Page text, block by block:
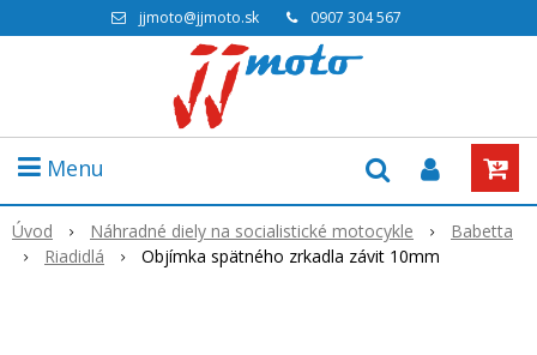
jjmoto@jjmoto.sk 0907 304 567
Menu
Úvod Náhradné diely na socialistické motocykle
Babetta
Riadidlá
Objímka spätného zrkadla závit 10mm